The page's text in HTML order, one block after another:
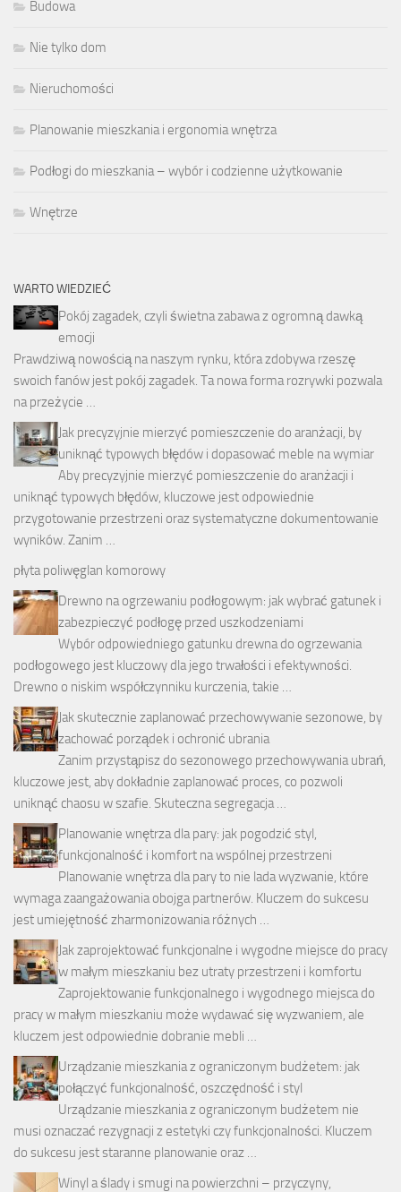
Budowa
Nie tylko dom
Nieruchomości
Planowanie mieszkania i ergonomia wnętrza
Podłogi do mieszkania – wybór i codzienne użytkowanie
Wnętrze
WARTO WIEDZIEĆ
Pokój zagadek, czyli świetna zabawa z ogromną dawką
emocji
Prawdziwą nowością na naszym rynku, która zdobywa rzeszę
swoich fanów jest pokój zagadek. Ta nowa forma rozrywki pozwala
na przeżycie …
Jak precyzyjnie mierzyć pomieszczenie do aranżacji, by
uniknąć typowych błędów i dopasować meble na wymiar
Aby precyzyjnie mierzyć pomieszczenie do aranżacji i
uniknąć typowych błędów, kluczowe jest odpowiednie
przygotowanie przestrzeni oraz systematyczne dokumentowanie
wyników. Zanim …
płyta poliwęglan komorowy
Drewno na ogrzewaniu podłogowym: jak wybrać gatunek i
zabezpieczyć podłogę przed uszkodzeniami
Wybór odpowiedniego gatunku drewna do ogrzewania
podłogowego jest kluczowy dla jego trwałości i efektywności.
Drewno o niskim współczynniku kurczenia, takie …
Jak skutecznie zaplanować przechowywanie sezonowe, by
zachować porządek i ochronić ubrania
Zanim przystąpisz do sezonowego przechowywania ubrań,
kluczowe jest, aby dokładnie zaplanować proces, co pozwoli
uniknąć chaosu w szafie. Skuteczna segregacja …
Planowanie wnętrza dla pary: jak pogodzić styl,
funkcjonalność i komfort na wspólnej przestrzeni
Planowanie wnętrza dla pary to nie lada wyzwanie, które
wymaga zaangażowania obojga partnerów. Kluczem do sukcesu
jest umiejętność zharmonizowania różnych …
Jak zaprojektować funkcjonalne i wygodne miejsce do pracy
w małym mieszkaniu bez utraty przestrzeni i komfortu
Zaprojektowanie funkcjonalnego i wygodnego miejsca do
pracy w małym mieszkaniu może wydawać się wyzwaniem, ale
kluczem jest odpowiednie dobranie mebli …
Urządzanie mieszkania z ograniczonym budżetem: jak
połączyć funkcjonalność, oszczędność i styl
Urządzanie mieszkania z ograniczonym budżetem nie
musi oznaczać rezygnacji z estetyki czy funkcjonalności. Kluczem
do sukcesu jest staranne planowanie oraz …
Winyl a ślady i smugi na powierzchni – przyczyny,